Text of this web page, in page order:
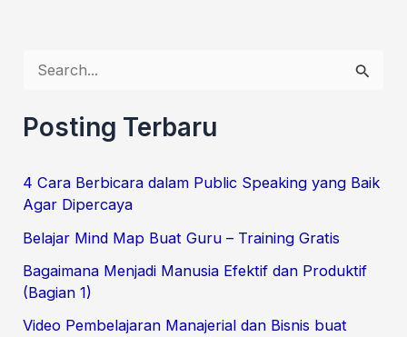
a
c
h
f
o
r
:
Posting Terbaru
4 Cara Berbicara dalam Public Speaking yang Baik
Agar Dipercaya
Belajar Mind Map Buat Guru – Training Gratis
Bagaimana Menjadi Manusia Efektif dan Produktif
(Bagian 1)
Video Pembelajaran Manajerial dan Bisnis buat